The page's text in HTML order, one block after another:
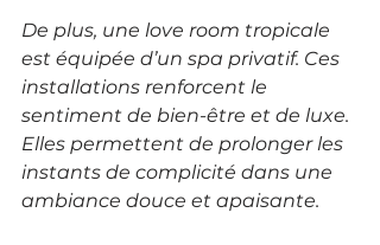
De plus, une love room tropicale
est équipée d’un spa privatif. Ces
installations renforcent le
sentiment de bien-être et de luxe.
Elles permettent de prolonger les
instants de complicité dans une
ambiance douce et apaisante.